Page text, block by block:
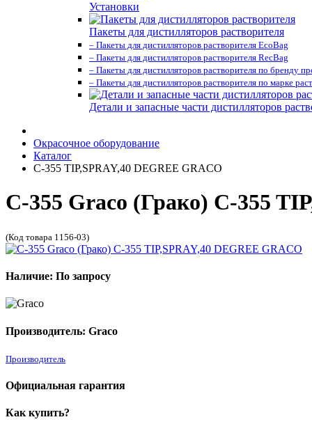
Установки
Пакеты для дистилляторов растворителя
– Пакеты для дистилляторов растворителя EcoBag
– Пакеты для дистилляторов растворителя RecBag
– Пакеты для дистилляторов растворителя по бренду
– Пакеты для дистилляторов растворителя по марке
Детали и запасные части дистилляторов
Окрасочное оборудование
Каталог
C-355 TIP,SPRAY,40 DEGREE GRACO
C-355 Graco (Грако) C-355
(Код товара 1156-03)
Наличие: По запросу
Производитель: Graco
Производитель
Официальная гарантия
Как купить?